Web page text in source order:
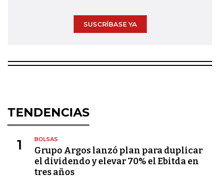
SUSCRÍBASE YA
TENDENCIAS
1 BOLSAS
Grupo Argos lanzó plan para duplicar
el dividendo y elevar 70% el Ebitda en
tres años